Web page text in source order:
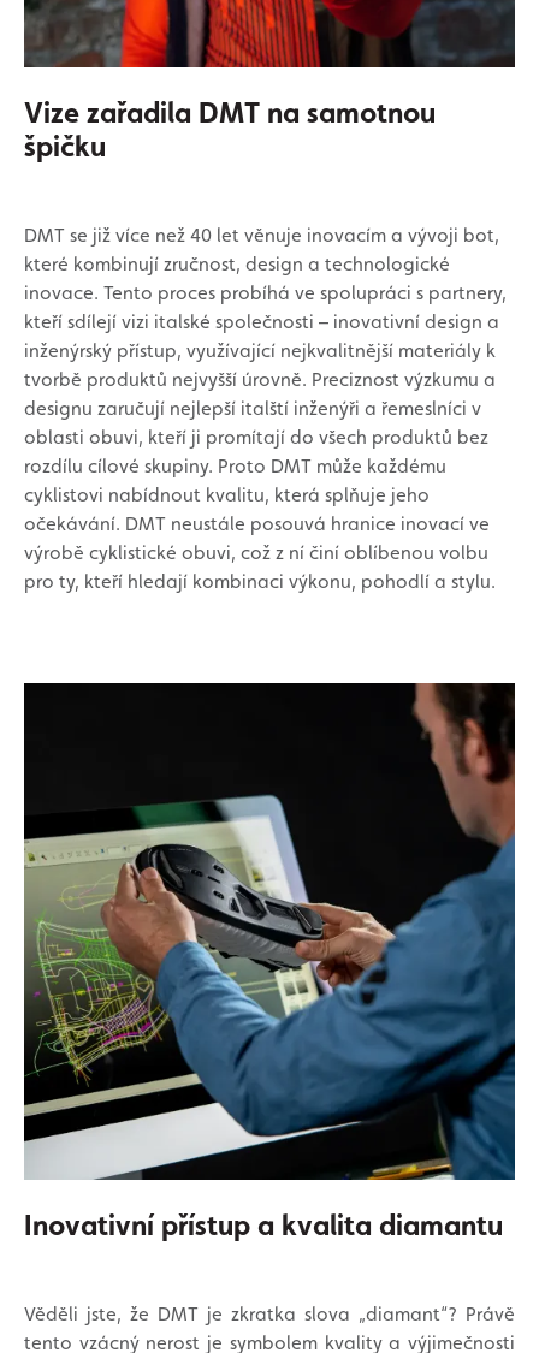
Vize zařadila DMT na samotnou
špičku
DMT se již více než 40 let věnuje inovacím a vývoji bot,
které kombinují zručnost, design a technologické
inovace. Tento proces probíhá ve spolupráci s partnery,
kteří sdílejí vizi italské společnosti – inovativní design a
inženýrský přístup, využívající nejkvalitnější materiály k
tvorbě produktů nejvyšší úrovně. Preciznost výzkumu a
designu zaručují nejlepší italští inženýři a řemeslníci v
oblasti obuvi, kteří ji promítají do všech produktů bez
rozdílu cílové skupiny. Proto DMT může každému
cyklistovi nabídnout kvalitu, která splňuje jeho
očekávání. DMT neustále posouvá hranice inovací ve
výrobě cyklistické obuvi, což z ní činí oblíbenou volbu
pro ty, kteří hledají kombinaci výkonu, pohodlí a stylu.
Inovativní přístup a kvalita diamantu
Věděli jste, že DMT je zkratka slova „diamant“? Právě
tento vzácný nerost je symbolem kvality a výjimečnosti